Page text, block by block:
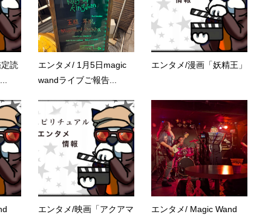
読
エンタメ/ 1月5日magic
wandライブご報告...
エンタメ/漫画「妖精王」
エンタメ/映画「アクアマ
エンタメ/ Magic Wand